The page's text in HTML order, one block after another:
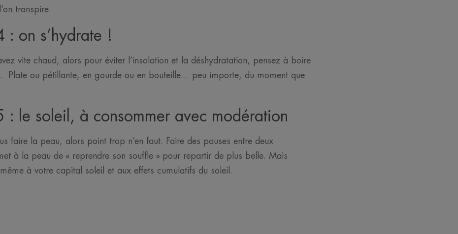
transpire.
: on s’hydrate !
vite chaud, alors pour éviter l’insolation et la déshydratation, pensez à boire
Plate ou pétillante, en gourde ou en bouteille… peu importe, du moment que
: le soleil, à consommer avec modération
faire la peau, alors point trop n’en faut. Faire des pauses entre deux
à la peau de « reprendre son souffle » pour repartir de plus belle. Mais
à votre capital soleil et aux effets cumulatifs du soleil.